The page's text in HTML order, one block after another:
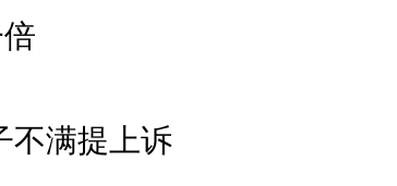
不满提上诉